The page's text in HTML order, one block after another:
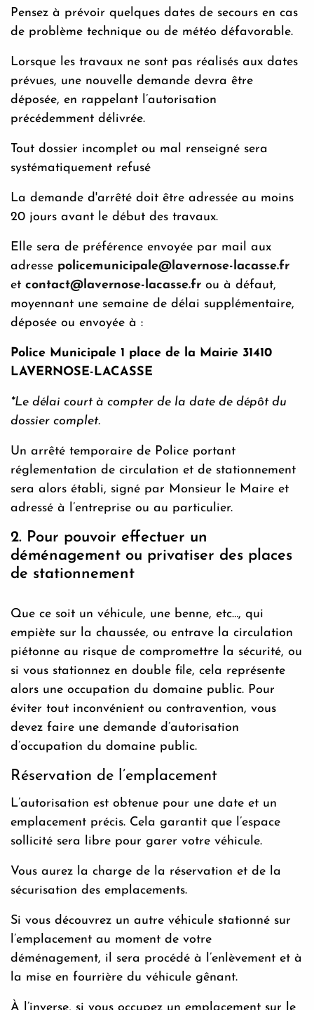
Pensez à prévoir quelques dates de secours en cas
de problème technique ou de météo défavorable.
Lorsque les travaux ne sont pas réalisés aux dates
prévues, une nouvelle demande devra être
déposée, en rappelant l’autorisation
précédemment délivrée.
Tout dossier incomplet ou mal renseigné sera
systématiquement refusé
La demande d'arrêté doit être adressée au moins
20 jours avant le début des travaux.
Elle sera de préférence envoyée par mail aux
adresse policemunicipale@lavernose-lacasse.fr
et contact@lavernose-lacasse.fr ou à défaut,
moyennant une semaine de délai supplémentaire,
déposée ou envoyée à :
Police Municipale 1 place de la Mairie 31410
LAVERNOSE-LACASSE
*Le délai court à compter de la date de dépôt du
dossier complet.
Un arrêté temporaire de Police portant
réglementation de circulation et de stationnement
sera alors établi, signé par Monsieur le Maire et
adressé à l’entreprise ou au particulier.
2. Pour pouvoir effectuer un
déménagement ou privatiser des places
de stationnement
Que ce soit un véhicule, une benne, etc…, qui
empiète sur la chaussée, ou entrave la circulation
piétonne au risque de compromettre la sécurité, ou
si vous stationnez en double file, cela représente
alors une occupation du domaine public. Pour
éviter tout inconvénient ou contravention, vous
devez faire une demande d’autorisation
d’occupation du domaine public.
Réservation de l’emplacement
L’autorisation est obtenue pour une date et un
emplacement précis. Cela garantit que l’espace
sollicité sera libre pour garer votre véhicule.
Vous aurez la charge de la réservation et de la
sécurisation des emplacements.
Si vous découvrez un autre véhicule stationné sur
l’emplacement au moment de votre
déménagement, il sera procédé à l’enlèvement et à
la mise en fourrière du véhicule gênant.